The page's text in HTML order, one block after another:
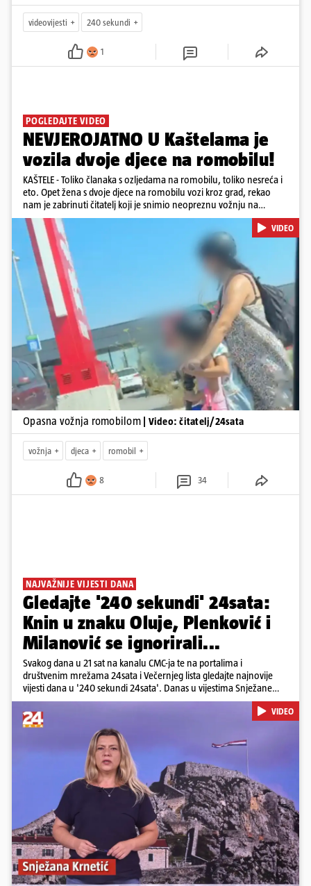
videovijesti 240 sekundi
1
POGLEDAJTE VIDEO
NEVJEROJATNO U Kaštelama je
vozila dvoje djece na romobilu!
KAŠTELE - Toliko članaka s ozljedama na romobilu, toliko nesreća i
eto. Opet žena s dvoje djece na romobilu vozi kroz grad, rekao
nam je zabrinuti čitatelj koji je snimio neopreznu vožnju na
romobilu u četvrtak prijepodne. Podsjetimo, mjesec i pol od smrti
dječaka (14) u Metkoviću, pad s električnog romobila odnio je još
jedan mladi život. Unatoč naporima liječnika KBC-a Zagreb, u
ponedjeljak maloljetnik je podlegao ozljedama zadobivenima u
padu s romobila.
Pokretanje videa...
VIDEO
Opasna vožnja romobilom | Video: čitatelj/24sata
vožnja djeca romobil
8 34
NAJVAŽNIJE VIJESTI DANA
Gledajte '240 sekundi' 24sata:
Knin u znaku Oluje, Plenković i
Milanović se ignorirali...
Svakog dana u 21 sat na kanalu CMC-ja te na portalima i
društvenim mrežama 24sata i Večernjeg lista gledajte najnovije
vijesti dana u '240 sekundi 24sata'. Danas u vijestima Snježane
Krnetić: Hrvatska je obilježila 31. obljetnicu Oluje, a pažnju je
privuklo ignoriranje predsjednika Zorana Milanovića i premijera
Andreja Plenkovića u Kninu. Donosimo i detalje o većim
braniteljskim mirovinama, apelu obitelji Hrvata u komi u Irskoj,
upozorenjima nakon nove tragedije na električnom romobilu te
smanjenju proizvodnje u nuklearnoj elektrani Krško.
Pokretanje videa...
VIDEO